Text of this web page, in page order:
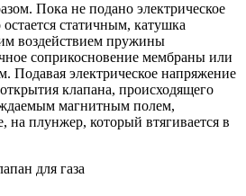
Пока не подано электрическое
статичным, катушка
воздействием пружины
соприкосновение мембраны или
Подавая электрическое напряжение
клапана, происходящего
магнитным полем,
плунжер, который втягивается в